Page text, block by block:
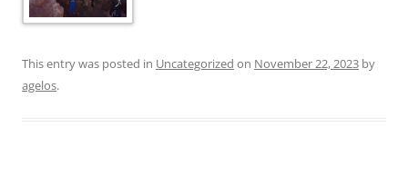
This entry was posted in Uncategorized on November 22, 2023 by
agelos.